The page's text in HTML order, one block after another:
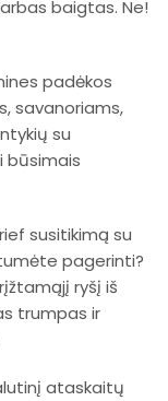
baigtas. Ne!
padėkos
savanoriams,
su
būsimais
susitikimą su
pagerinti?
ryšį iš
trumpas ir
ataskaitų